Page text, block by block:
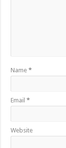
Name*
Email*
Website